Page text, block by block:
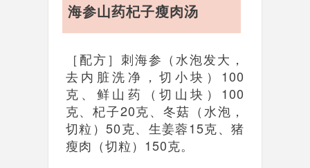
海参山药杞子瘦肉汤
［配方］刺海参（水泡发大，
去内脏洗净，切小块）100
克、鲜山药（切山块）100
克、杞子20克、冬菇（水泡，
切粒）50克、生姜蓉15克、猪
瘦肉（切粒）150克。